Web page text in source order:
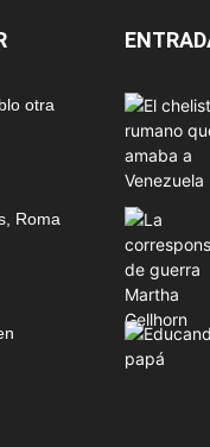
otra
Roma